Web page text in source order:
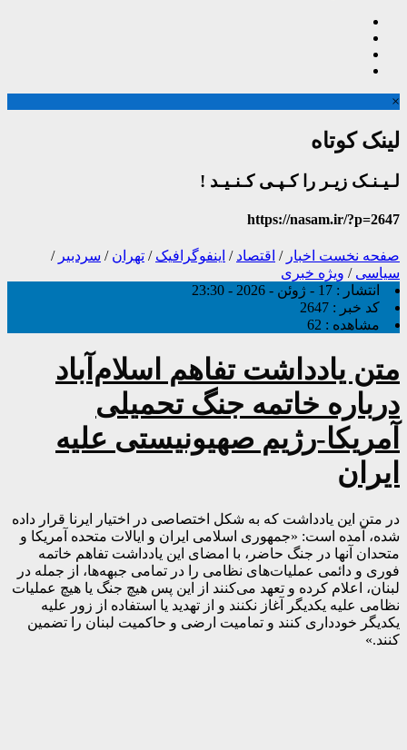
×
لینک کوتاه
لـیـنـک زیـر را کـپـی کـنـیـد !
https://nasam.ir/?p=2647
صفحه نخست اخبار / اقتصاد / اینفوگرافیک / تهران / سردبیر /
سیاسی / ویژه خبری
انتشار : 17 - ژوئن - 2026 - 23:30
کد خبر : 2647
مشاهده : 62
متن یادداشت تفاهم اسلام‌آباد
درباره خاتمه جنگ تحمیلی
آمریکا-رژیم صهیونیستی علیه
ایران
در متن این یادداشت که به شکل اختصاصی در اختیار ایرنا قرار داده
شده، آمده است: «جمهوری اسلامی ایران و ایالات متحده آمریکا و
متحدان آنها در جنگ حاضر، با امضای این یادداشت تفاهم خاتمه
فوری و دائمی عملیات‌های نظامی را در تمامی جبهه‌ها، از جمله در
لبنان، اعلام کرده و تعهد می‌کنند از این پس هیچ جنگ یا هیچ عملیات
نظامی علیه یکدیگر آغاز نکنند و از تهدید یا استفاده از زور علیه
یکدیگر خودداری کنند و تمامیت ارضی و حاکمیت لبنان را تضمین
کنند.»